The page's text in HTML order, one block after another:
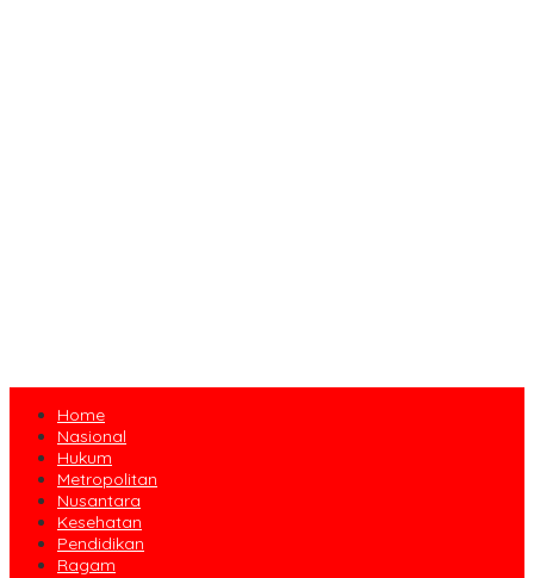
Home
Nasional
Hukum
Metropolitan
Nusantara
Kesehatan
Pendidikan
Ragam